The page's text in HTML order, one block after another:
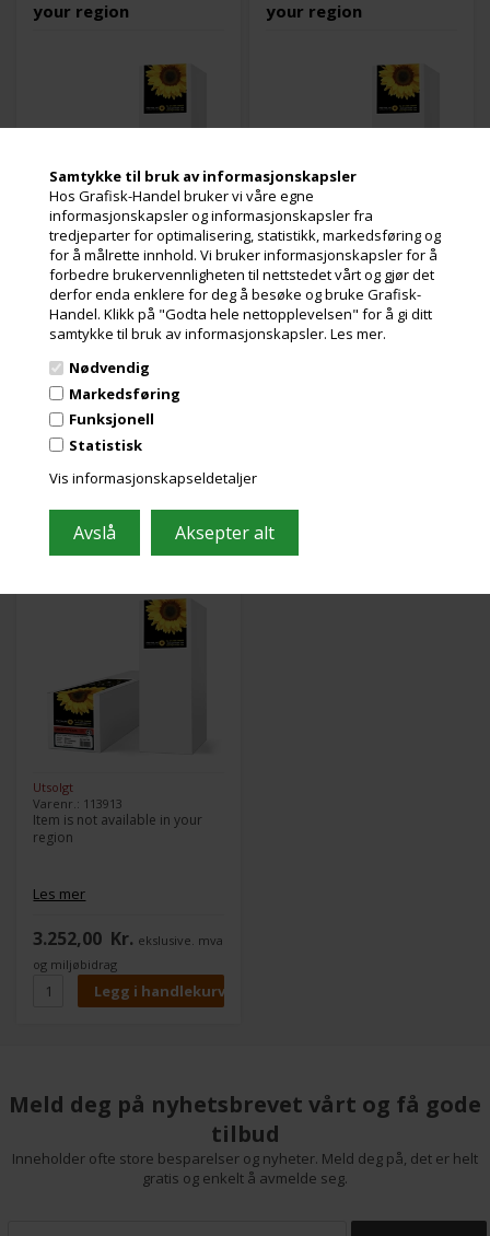
Samtykke til bruk av informasjonskapsler
Hos Grafisk-Handel bruker vi våre egne
informasjonskapsler og informasjonskapsler fra
tredjeparter for optimalisering, statistikk, markedsføring og
for å målrette innhold. Vi bruker informasjonskapsler for å
forbedre brukervennligheten til nettstedet vårt og gjør det
derfor enda enklere for deg å besøke og bruke Grafisk-
Handel. Klikk på "Godta hele nettopplevelsen" for å gi ditt
samtykke til bruk av informasjonskapsler. Les mer.
Nødvendig
Markedsføring
Funksjonell
Statistisk
Vis informasjonskapseldetaljer
your region
1 stk. på lager
Varenr.: 113911
Item is not available in your
region
Les mer
1.319,00Kr. ekslusive. mva
og miljøbidrag
your region
Utsolgt
Varenr.: 113912
Item is not available in your
region
Item is not available in
your region
Utsolgt
Varenr.: 113913
Item is not available in your
region
Les mer
3.252,00 Kr. ekslusive. mva
og miljøbidrag
Meld deg på nyhetsbrevet vårt og få gode
tilbud
Inneholder ofte store besparelser og nyheter. Meld deg på, det er helt
gratis og enkelt å avmelde seg.